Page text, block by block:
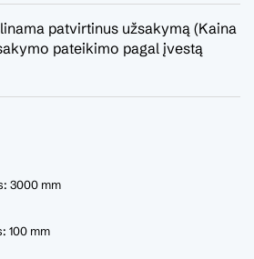
3000 mm
100 mm
patvirtinus užsakymą (Kaina
pateikimo pagal įvestą